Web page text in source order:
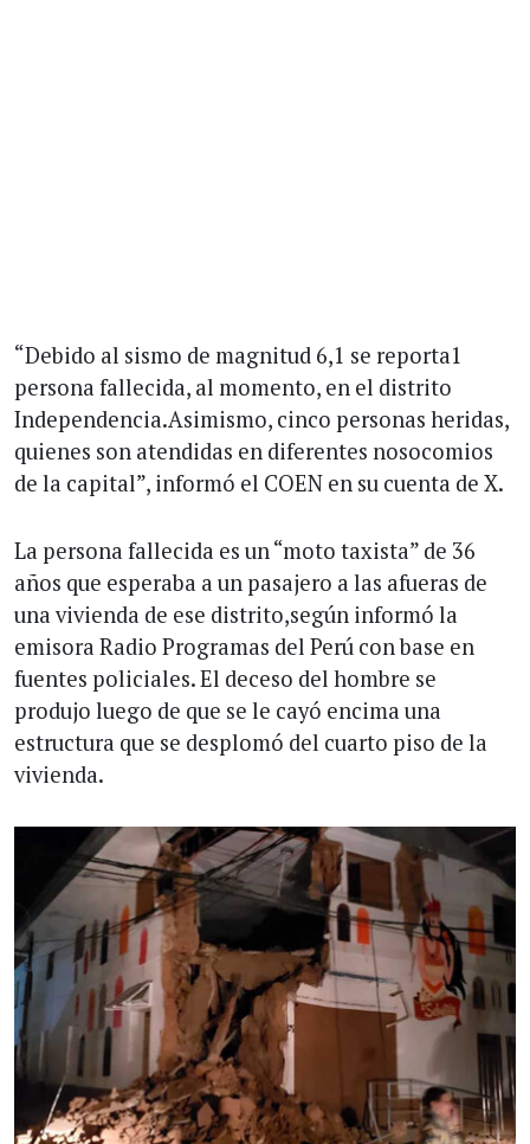
“Debido al sismo de magnitud 6,1 se reporta1
persona fallecida, al momento, en el distrito
Independencia.Asimismo, cinco personas heridas,
quienes son atendidas en diferentes nosocomios
de la capital”, informó el COEN en su cuenta de X.
La persona fallecida es un “moto taxista” de 36
años que esperaba a un pasajero a las afueras de
una vivienda de ese distrito,según informó la
emisora Radio Programas del Perú con base en
fuentes policiales. El deceso del hombre se
produjo luego de que se le cayó encima una
estructura que se desplomó del cuarto piso de la
vivienda.